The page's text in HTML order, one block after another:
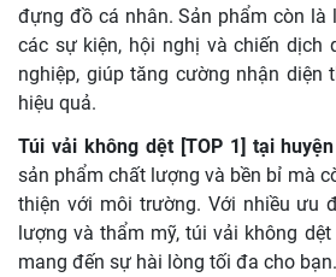
đựng đồ cá nhân. Sản phẩm còn là
các sự kiện, hội nghị và chiến dịch
nghiệp, giúp tăng cường nhận diện
hiệu quả.
Túi vải không dệt [TOP 1] tại
sản phẩm chất lượng và bền bỉ mà
thiện với môi trường. Với nhiều ưu
lượng và thẩm mỹ, túi vải không dệt
mang đến sự hài lòng tối đa cho bạn.